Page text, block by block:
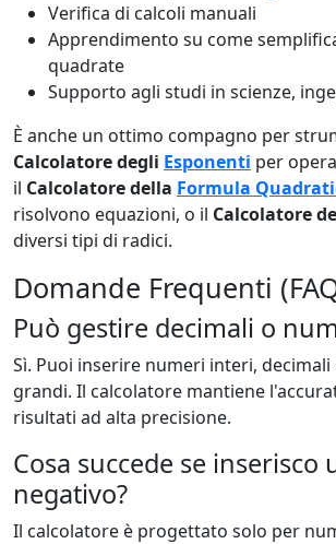
Verifica di calcoli manuali
Apprendimento su come
quadrate
Supporto agli studi in scienze,
È anche un ottimo compagno per
Calcolatore degli Esponenti per
il Calcolatore della Formula
risolvono equazioni, o il Calcolatore
diversi tipi di radici.
Domande Frequenti
Può gestire decimali o
Sì. Puoi inserire numeri interi,
grandi. Il calcolatore mantiene
risultati ad alta precisione.
Cosa succede se
negativo?
Il calcolatore è progettato solo per